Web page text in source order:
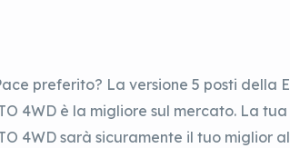
preferito? La versione 5 posti della
4WD è la migliore sul mercato. La tua
4WD sarà sicuramente il tuo miglior